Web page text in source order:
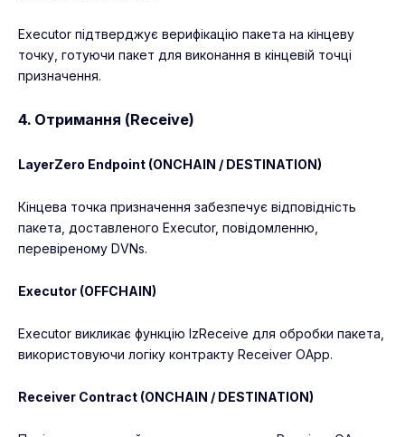
Executor підтверджує верифікацію пакета на кінцеву
точку, готуючи пакет для виконання в кінцевій точці
призначення.
4. Отримання (Receive)
LayerZero Endpoint (ONCHAIN / DESTINATION)
Кінцева точка призначення забезпечує відповідність
пакета, доставленого Executor, повідомленню,
перевіреному DVNs.
Executor (OFFCHAIN)
Executor викликає функцію lzReceive для обробки пакета,
використовуючи логіку контракту Receiver OApp.
Receiver Contract (ONCHAIN / DESTINATION)